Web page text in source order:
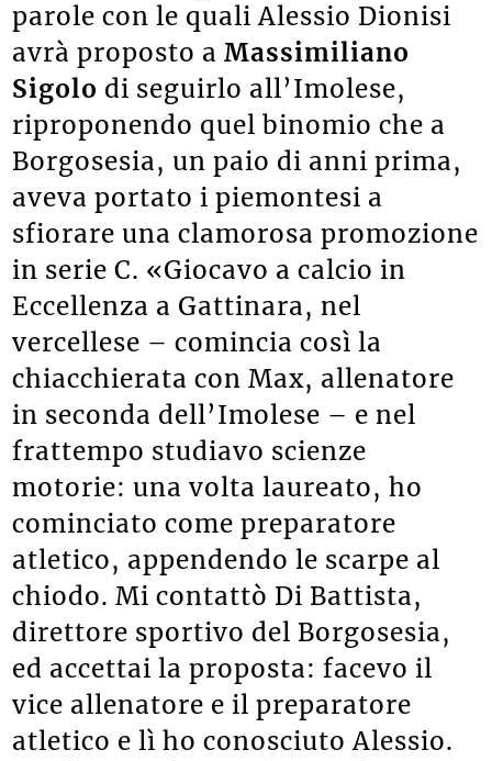
parole con le quali Alessio Dionisi
avrà proposto aMassimiliano
Sigolo di seguirlo all’Imolese,
riproponendo quel binomio che a
Borgosesia, un paio di anni prima,
aveva portato i piemontesi a
sfiorare una clamorosa promozione
in serie C. «Giocavo a calcio in
Eccellenza a Gattinara, nel
vercellese – comincia così la
chiacchierata con Max, allenatore
in seconda dell’Imolese – e nel
frattempo studiavo scienze
motorie: una volta laureato, ho
cominciato come preparatore
atletico, appendendo le scarpe al
chiodo. Mi contattò Di Battista,
direttore sportivo del Borgosesia,
ed accettai la proposta: facevo il
vice allenatore e il preparatore
atletico e lì ho conosciuto Alessio.